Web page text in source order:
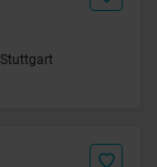
Stuttgart